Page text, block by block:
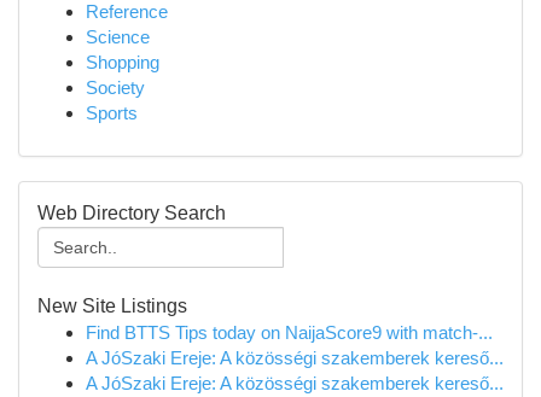
Reference
Science
Shopping
Society
Sports
Web Directory Search
New Site Listings
Find BTTS Tips today on NaijaScore9 with match-...
A JóSzaki Ereje: A közösségi szakemberek kereső...
A JóSzaki Ereje: A közösségi szakemberek kereső...